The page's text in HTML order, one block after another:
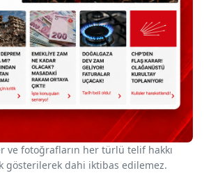
ve fotoğrafların her türlü telif hakkı
gösterilerek dahi iktibas edilemez.